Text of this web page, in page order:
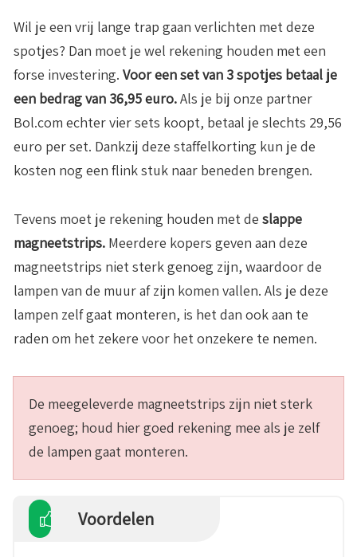
Wil je een vrij lange trap gaan verlichten met deze
spotjes? Dan moet je wel rekening houden met een
forse investering. Voor een set van 3 spotjes betaal je
een bedrag van 36,95 euro.Als je bij onze partner
Bol.com echter vier sets koopt, betaal je slechts 29,56
euro per set. Dankzij deze staffelkorting kun je de
kosten nog een flink stuk naar beneden brengen.
Tevens moet je rekening houden met de slappe
magneetstrips. Meerdere kopers geven aan deze
magneetstrips niet sterk genoeg zijn, waardoor de
lampen van de muur af zijn komen vallen. Als je deze
lampen zelf gaat monteren, is het dan ook aan te
raden om het zekere voor het onzekere te nemen.
De meegeleverde magneetstrips zijn niet sterk
genoeg; houd hier goed rekening mee als je zelf
de lampen gaat monteren.
Voordelen